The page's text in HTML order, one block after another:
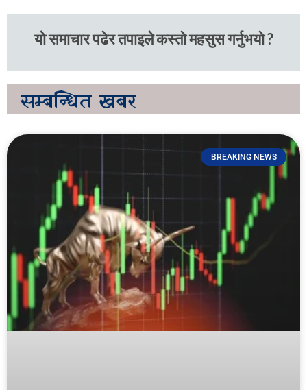
यो समाचार पढेर तपाइले कस्तो महसुस गर्नुभयो ?
सम्बन्धित खबर
BREAKING NEWS